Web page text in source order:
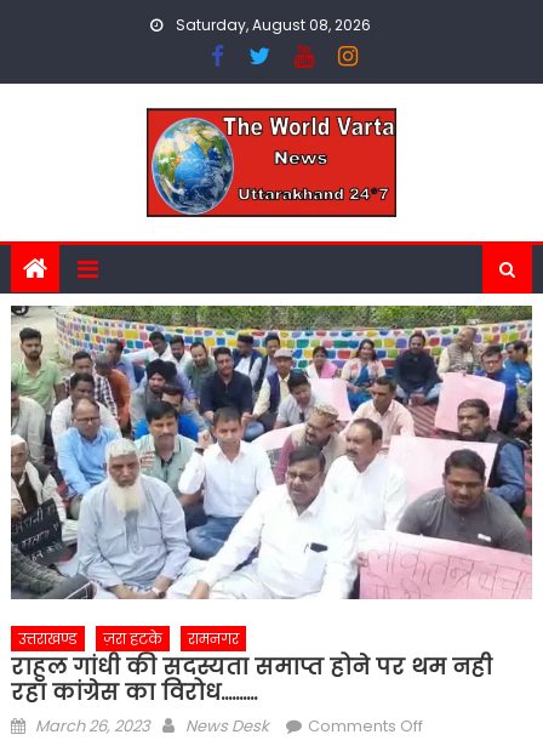
Saturday, August 08, 2026
उत्तराखण्ड ज़रा हटके रामनगर
राहुल गांधी की सदस्यता समाप्त होने पर थम नही
रहा कांग्रेस का विरोध……….
Posted
March 26, 2023 Author
News Desk Comments Offon